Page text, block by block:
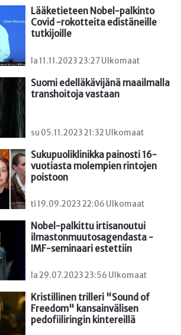
Lääketieteen Nobel-palkinto
Covid -rokotteita edistäneille
tutkijoille
la 11.11.2023 23:27 Ulkomaat
Suomi edelläkävijänä maailmalla
transhoitoja vastaan
su 05.11.2023 21:32 Ulkomaat
Sukupuoliklinikka painosti 16-
vuotiasta molempien rintojen
poistoon
ti 19.09.2023 22:06 Ulkomaat
Nobel-palkittu irtisanoutui
ilmastonmuutosagendasta -
IMF-seminaari estettiin
la 29.07.2023 23:56 Ulkomaat
Kristillinen trilleri "Sound of
Freedom" kansainvälisen
pedofiiliringin kintereillä